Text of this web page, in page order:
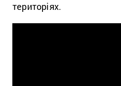
територіях.